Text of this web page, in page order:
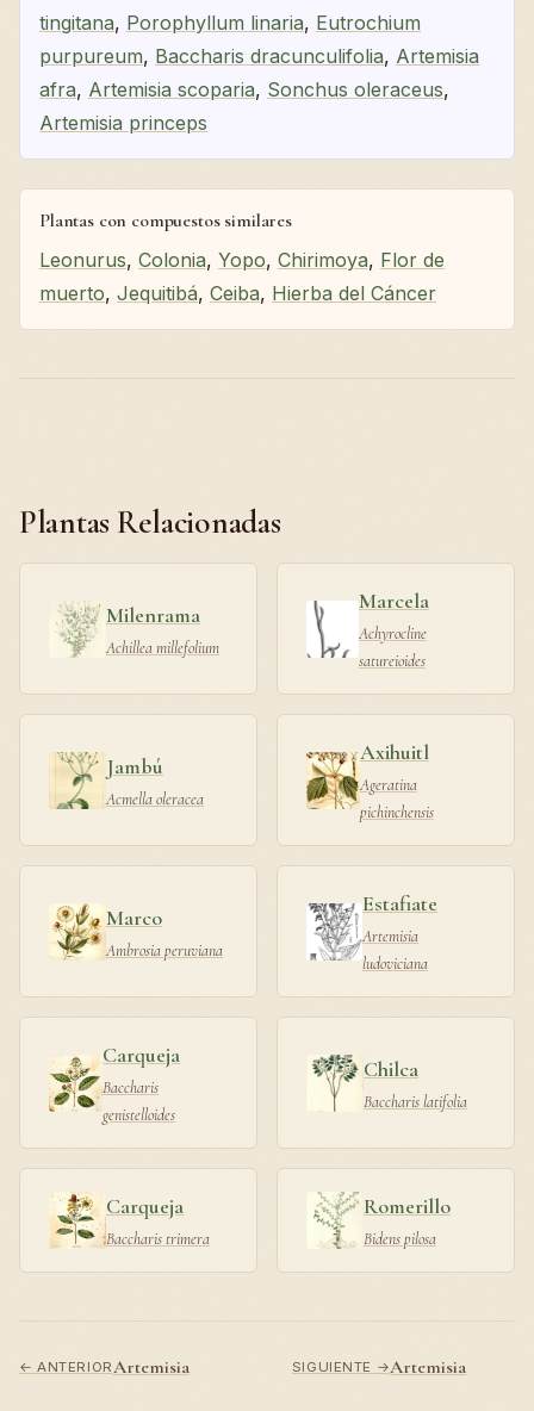
tingitana, Porophyllum linaria, Eutrochium
purpureum, Baccharis dracunculifolia, Artemisia
afra, Artemisia scoparia, Sonchus oleraceus,
Artemisia princeps
Plantas con compuestos similares
Leonurus, Colonia, Yopo, Chirimoya, Flor de
muerto, Jequitibá, Ceiba, Hierba del Cáncer
Plantas Relacionadas
Milenrama
Achillea millefolium
Marcela
Achyrocline
satureioides
Jambú
Acmella oleracea
Axihuitl
Ageratina
pichinchensis
Marco
Ambrosia peruviana
Estafiate
Artemisia
ludoviciana
Carqueja
Baccharis
genistelloides
Chilca
Baccharis latifolia
Carqueja
Baccharis trimera
Romerillo
Bidens pilosa
← ANTERIORArtemisia SIGUIENTE →Artemisia